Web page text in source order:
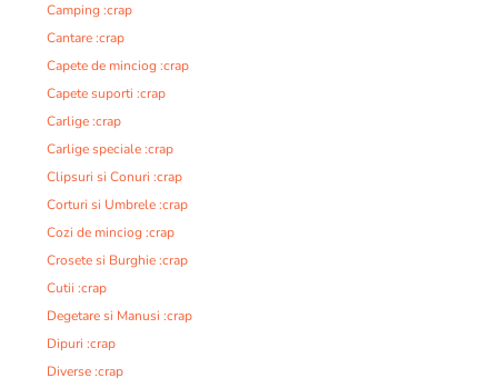
Camping :crap
Cantare :crap
Capete de minciog :crap
Capete suporti :crap
Carlige :crap
Carlige speciale :crap
Clipsuri si Conuri :crap
Corturi si Umbrele :crap
Cozi de minciog :crap
Crosete si Burghie :crap
Cutii :crap
Degetare si Manusi :crap
Dipuri :crap
Diverse :crap